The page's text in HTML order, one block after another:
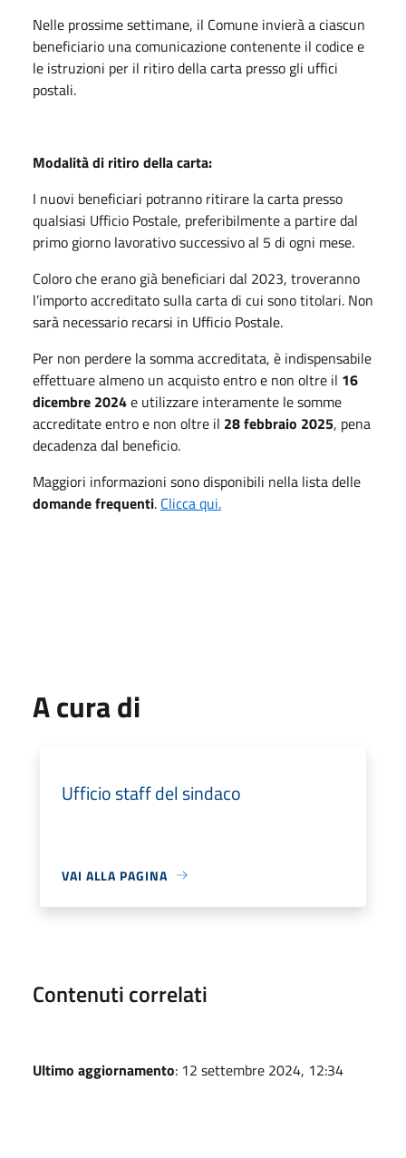
Nelle prossime settimane, il Comune invierà a ciascun
beneficiario una comunicazione contenente il codice e
le istruzioni per il ritiro della carta presso gli uffici
postali.
Modalità di ritiro della carta:
I nuovi beneficiari potranno ritirare la carta presso
qualsiasi Ufficio Postale, preferibilmente a partire dal
primo giorno lavorativo successivo al 5 di ogni mese.
Coloro che erano già beneficiari dal 2023, troveranno
l’importo accreditato sulla carta di cui sono titolari. Non
sarà necessario recarsi in Ufficio Postale.
Per non perdere la somma accreditata, è indispensabile
effettuare almeno un acquisto entro e non oltre il 16
dicembre 2024e utilizzare interamente le somme
accreditate entro e non oltre il 28 febbraio 2025, pena
decadenza dal beneficio.
Maggiori informazioni sono disponibili nella lista delle
domande frequenti. Clicca qui.
A cura di
Ufficio staff del sindaco
VAI ALLA PAGINA
Contenuti correlati
Ultimo aggiornamento: 12 settembre 2024, 12:34